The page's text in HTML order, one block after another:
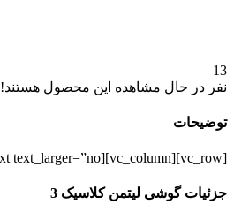
13
نفر در حال مشاهده این محصول هستند!
توضیحات
[vc_row][vc_column][vc_column_text text_larger=”no”]
جزئیات گوشی لیتمن کلاسیک 3